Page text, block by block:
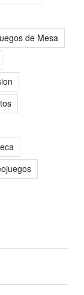
de Mesa